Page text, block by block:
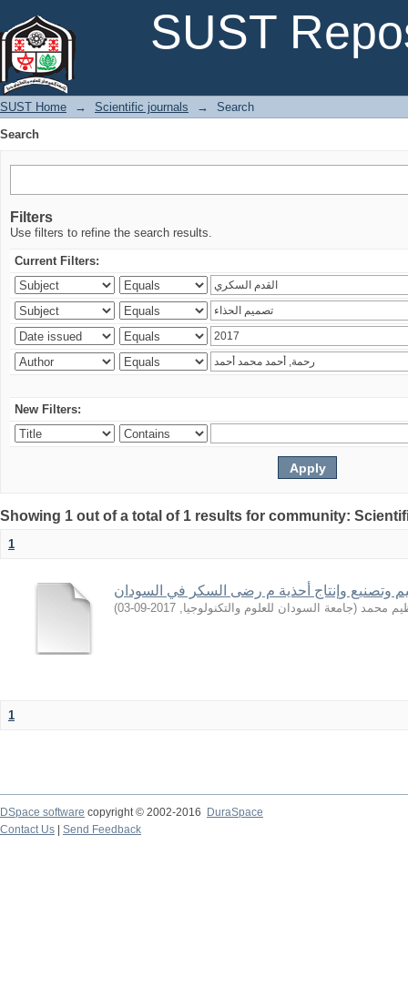
SUST
SUST Home → Scientific journals →
Search
Search
Filters
Use filters to refine the search results.
Current Filters:
New Filters:
Showing 1 out of a total of 1 results for community:
1
وتصنیع وإنتاج أحذیة م رضى السكر في السودان
محمد (جامعة السودان للعلوم والتكنولوجيا,
2017-09-03
)
1
DSpace software copyright © 2002-2016
DuraSpace
Contact Us
Send Feedback